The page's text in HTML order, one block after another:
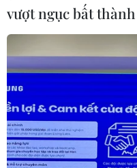
Chẩn đoán và điều trị
trường hợp mắc bệnh
hiếm gặp
30/07/2026 08:15
Trao tặng 10 gia đình
trị vô sinh hiếm muộn
30/07/2026 07:37
vượt ngục bất thành